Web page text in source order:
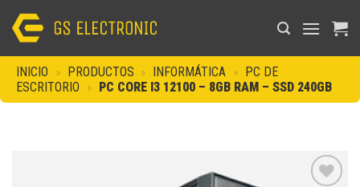
INICIO » PRODUCTOS » INFORMÁTICA » PC DE
ESCRITORIO » PC CORE I3 12100 – 8GB RAM – SSD 240GB